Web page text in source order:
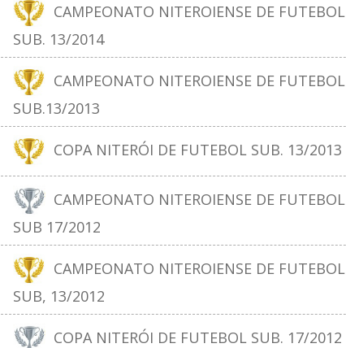
CAMPEONATO NITEROIENSE DE FUTEBOL
SUB. 13/2014
CAMPEONATO NITEROIENSE DE FUTEBOL
SUB.13/2013
COPA NITERÓI DE FUTEBOL SUB. 13/2013
CAMPEONATO NITEROIENSE DE FUTEBOL
SUB 17/2012
CAMPEONATO NITEROIENSE DE FUTEBOL
SUB, 13/2012
COPA NITERÓI DE FUTEBOL SUB. 17/2012